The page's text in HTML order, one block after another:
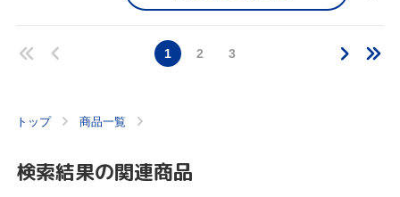
1 2 3
トップ 商品一覧
検索結果の関連商品